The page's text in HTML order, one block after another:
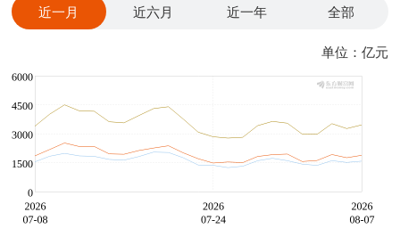
近一月 近六月 近一年 全部
单位：亿元